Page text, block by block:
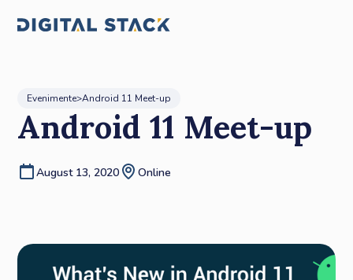
Evenimente>Android 11 Meet-up
Android 11 Meet-up
August 13, 2020 Online